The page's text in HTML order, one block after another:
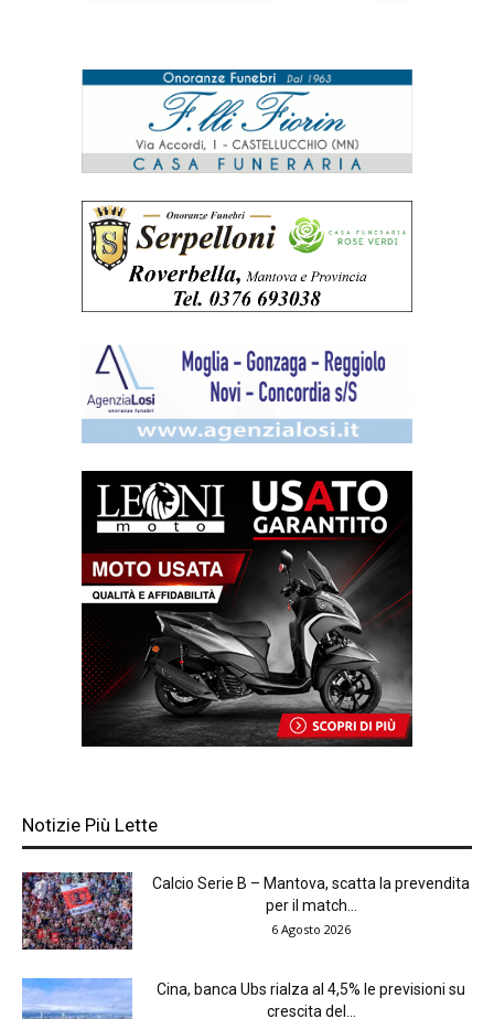
Notizie Più Lette
Calcio Serie B – Mantova, scatta la prevendita
per il match...
6 Agosto 2026
Cina, banca Ubs rialza al 4,5% le previsioni su
crescita del...